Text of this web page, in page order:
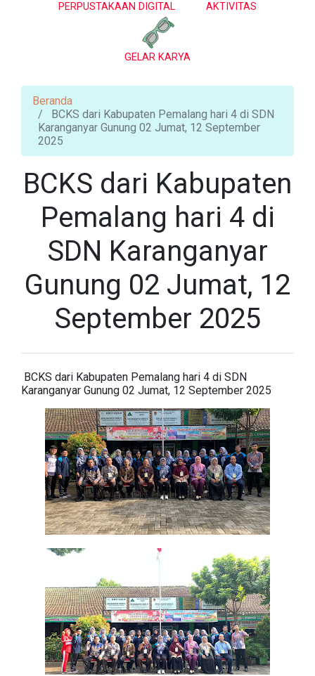
PERPUSTAKAAN DIGITAL AKTIVITAS
GELAR KARYA
Beranda
BCKS dari Kabupaten Pemalang hari 4 di SDN
Karanganyar Gunung 02 Jumat, 12 September
2025
BCKS dari Kabupaten
Pemalang hari 4 di
SDN Karanganyar
Gunung 02 Jumat, 12
September 2025
BCKS dari Kabupaten Pemalang hari 4 di SDN
Karanganyar Gunung 02 Jumat, 12 September 2025